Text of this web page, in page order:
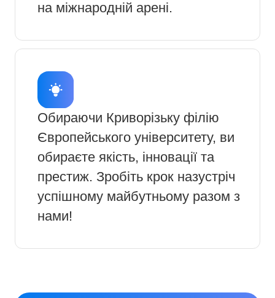
на міжнародній арені.
Обираючи Криворізьку філію
Європейського університету, ви
обираєте якість, інновації та
престиж. Зробіть крок назустріч
успішному майбутньому разом з
нами!